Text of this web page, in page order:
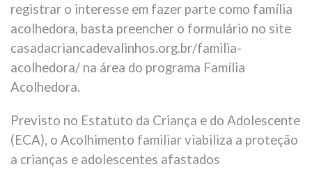
registrar o interesse em fazer parte como família
acolhedora, basta preencher o formulário no site
casadacriancadevalinhos.org.br/familia-
acolhedora/ na área do programa Família
Acolhedora.
Previsto no Estatuto da Criança e do Adolescente
(ECA), o Acolhimento familiar viabiliza a proteção
a crianças e adolescentes afastados